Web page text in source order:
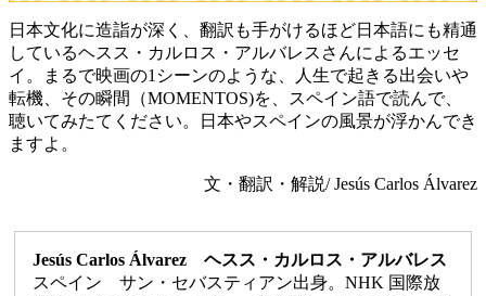
日本文化に造詣が深く、翻訳も手がけるほど日本語にも精通
しているヘスス・カルロス・アルバレスさんによるエッセ
イ。まるで映画の1シーンのような、人生で起きる出会いや
転機、その瞬間（MOMENTOS)を、スペイン語で読んで、
聴いてみたてください。日本やスペインの風景が浮かんでき
ますよ。
文・翻訳・解説/ Jesús Carlos Álvarez
Jesús Carlos Álvarez ヘスス・カルロス・アルバレス
スペイン サン・セバスティアン出身。NHK 国際放